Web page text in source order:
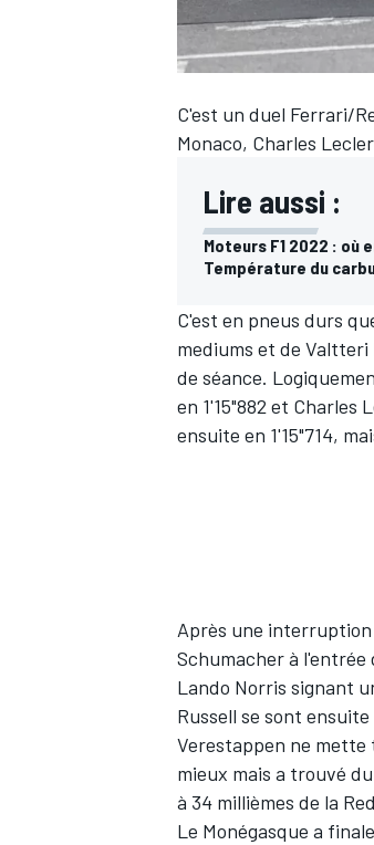
WEC
C'est un duel Ferrari/
Monaco, Charles
Lire aussi :
Moteurs F1 2022 : où
Température du
C'est en pneus durs
mediums et de Valtteri
de séance.
en 1'15"882 et Charles
ensuite en 1'15"714,
Après une interruption
Schumacherà l'entrée
Lando Norris signant
Russell se sont
Verestappen ne mette
mieux mais a trouvé
à 34 millièmes de la
Le Monégasque a